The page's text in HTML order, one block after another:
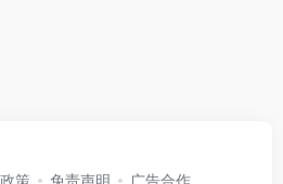
策 免责声明 广告合作